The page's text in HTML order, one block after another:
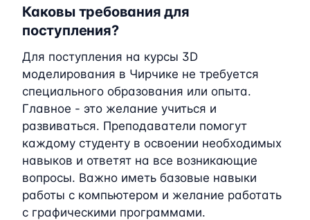
Каковы требования для
поступления?
Для поступления на курсы 3D
моделирования в Чирчике не требуется
специального образования или опыта.
Главное - это желание учиться и
развиваться. Преподаватели помогут
каждому студенту в освоении необходимых
навыков и ответят на все возникающие
вопросы. Важно иметь базовые навыки
работы с компьютером и желание работать
с графическими программами.